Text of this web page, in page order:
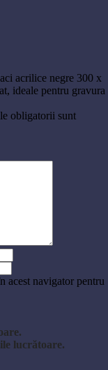
acrilice negre 300 x
ideale pentru gravura
obligatorii sunt
acest navigator pentru
lucrătoare.